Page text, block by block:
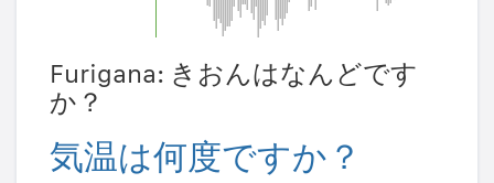
Furigana: きおんはなんどです
か？
気温は何度ですか？